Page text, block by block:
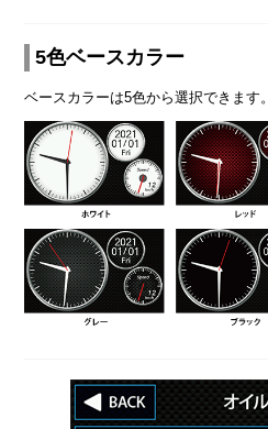
5色ベースカラー
ベースカラーは5色から選択できます。